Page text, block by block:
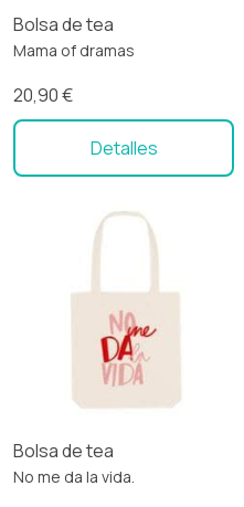
Bolsa de tea
Mama of dramas
20,90 €
Detalles
Bolsa de tea
No me da la vida.